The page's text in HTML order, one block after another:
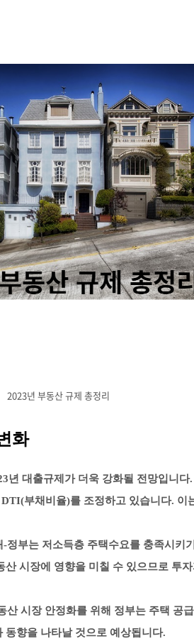
2023년 부동산 규제 총정리
화
년 대출규제가 더욱 강화될 전망입니
부채비율)를 조정하고 있습니다.
정부는 저소득층 주택수요를 충족시키
산 시장에 영향을 미칠 수 있으므로 투
산 시장 안정화를 위해 정부는 주택 공
동향을 나타날 것으로 예상됩니다.